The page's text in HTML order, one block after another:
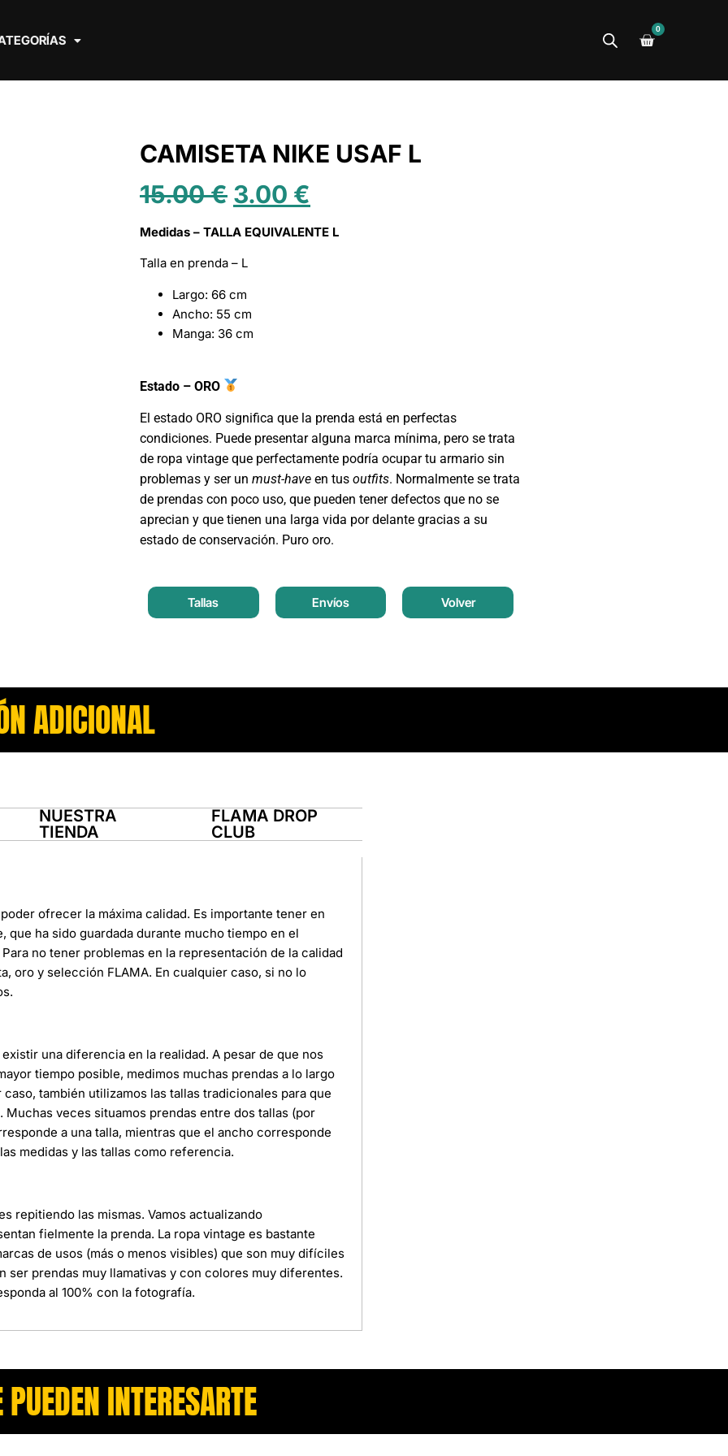
0
CAMISETA NIKE USAF L
15.00€ 3.00 €
Medidas – TALLA EQUIVALENTE L
Talla en prenda – L
Largo: 66 cm
Ancho: 55 cm
Manga: 36 cm
Estado – ORO
El estado ORO significa que la prenda está en perfectas
condiciones. Puede presentar alguna marca mínima, pero se trata
de ropa vintage que perfectamente podría ocupar tu armario sin
problemas y ser un must-have en tus outfits. Normalmente se trata
de prendas con poco uso, que pueden tener defectos que no se
aprecian y que tienen una larga vida por delante gracias a su
estado de conservación. Puro oro.
Tallas Envíos Volver
ADICIONAL
NUESTRA
TIENDA
FLAMA DROP
CLUB
ofrecer la máxima calidad. Es importante tener en
que ha sido guardada durante mucho tiempo en el
no tener problemas en la representación de la calidad
oro y selección FLAMA. En cualquier caso, si no lo
una diferencia en la realidad. A pesar de que nos
tiempo posible, medimos muchas prendas a lo largo
también utilizamos las tallas tradicionales para que
veces situamos prendas entre dos tallas (por
a una talla, mientras que el ancho corresponde
medidas y las tallas como referencia.
repitiendo las mismas. Vamos actualizando
fielmente la prenda. La ropa vintage es bastante
de usos (más o menos visibles) que son muy difíciles
prendas muy llamativas y con colores muy diferentes.
al 100% con la fotografía.
INTERESARTE​